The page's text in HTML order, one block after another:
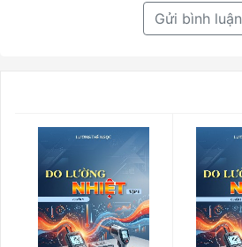
Gửi bình luận